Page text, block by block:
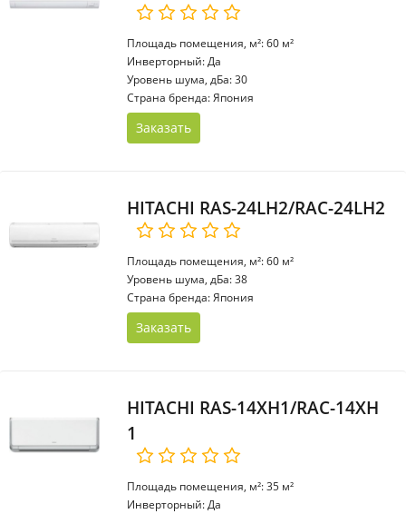
Площадь помещения, м²: 60 м²
Инверторный: Да
Уровень шума, дБа: 30
Страна бренда: Япония
Заказать
HITACHI RAS-24LH2/RAC-24LH2
Площадь помещения, м²: 60 м²
Уровень шума, дБа: 38
Страна бренда: Япония
Заказать
HITACHI RAS-14XH1/RAC-14XH
1
Площадь помещения, м²: 35 м²
Инверторный: Да